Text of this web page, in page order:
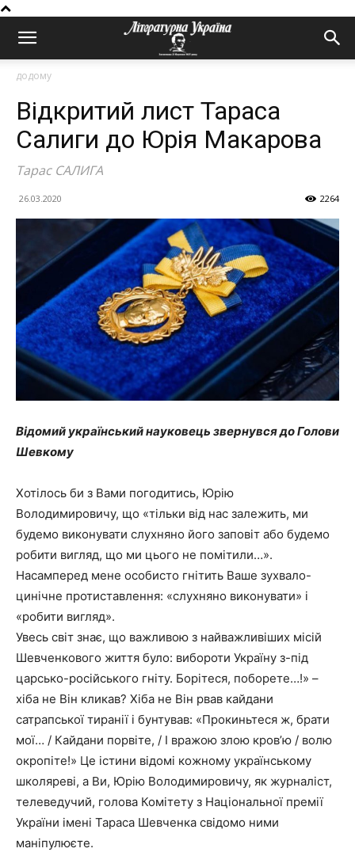
додому
Відкритий лист Тараса
Салиги до Юрія Макарова
Тарас САЛИГА
26.03.2020 2264
Відомий український науковець звернувся до Голови
Шевкому
Хотілось би з Вами погодитись, Юрію
Володимировичу, що «тільки від нас залежить, ми
будемо виконувати слухняно його заповіт або будемо
робити вигляд, що ми цього не помітили…».
Насамперед мене особисто гнітить Ваше зухвало-
цинічне протиставлення: «слухняно виконувати» і
«робити вигляд».
Увесь світ знає, що важливою з найважливіших місій
Шевченкового життя було: вибороти Україну з-під
царсько-російського гніту. Борітеся, поборете…!» –
хіба не Він кликав? Хіба не Він рвав кайдани
сатрапської тиранії і бунтував: «Прокиньтеся ж, брати
мої… / Кайдани порвіте, / І вражою злою кров’ю / волю
окропіте!» Це істини відомі кожному українському
школяреві, а Ви, Юрію Володимировичу, як журналіст,
телеведучий, голова Комітету з Національної премії
України імені Тараса Шевченка свідомо ними
маніпулюєте.